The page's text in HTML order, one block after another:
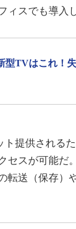
スでも導入
型TVはこれ！
提供される
スが可能だ
送（保存）